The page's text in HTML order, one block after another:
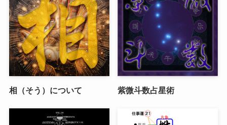
相（そう）について 紫微斗数占星術